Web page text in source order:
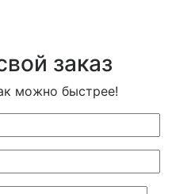
заказ
можно быстрее!